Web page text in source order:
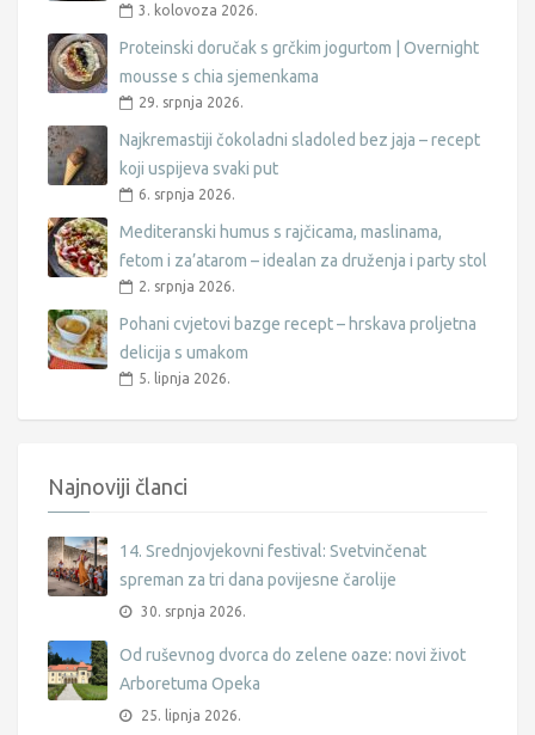
3. kolovoza 2026.
Proteinski doručak s grčkim jogurtom | Overnight
mousse s chia sjemenkama
29. srpnja 2026.
Najkremastiji čokoladni sladoled bez jaja – recept
koji uspijeva svaki put
6. srpnja 2026.
Mediteranski humus s rajčicama, maslinama,
fetom i za’atarom – idealan za druženja i party stol
2. srpnja 2026.
Pohani cvjetovi bazge recept – hrskava proljetna
delicija s umakom
5. lipnja 2026.
Najnoviji članci
14. Srednjovjekovni festival: Svetvinčenat
spreman za tri dana povijesne čarolije
30. srpnja 2026.
Od ruševnog dvorca do zelene oaze: novi život
Arboretuma Opeka
25. lipnja 2026.